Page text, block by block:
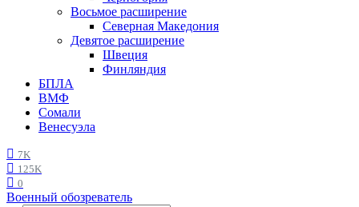
Восьмое расширение
Северная Македония
Девятое расширение
Швеция
Финляндия
БПЛА
ВМФ
Сомали
Венесуэла
7K
125K
0
Военный обозреватель